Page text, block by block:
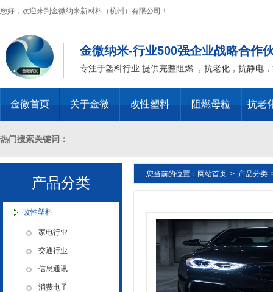
您好，欢迎来到金微纳米新材料（杭州）有限公司！
金微纳米-行业500强企业战略合作
专注于塑料行业 提供完整阻燃 ，抗老化，抗静电
金微首页 关于金微 改性塑料 阻燃母粒 抗老
热门搜索关键词：
十溴二苯乙烷母粒，三氧化二锑母粒，三氧化二锑替代物 PVC 无卤
燃 ABS阻燃 ，PA 阻燃，PET阻燃 ，PBT阻燃 ，环氧树脂阻燃，玻璃
化，抗静电母粒，阻燃料，抗老化料，环氧树脂抗老化，油漆涂料抗菌
色母粒 氧化诱导剂，
产品分类
改性塑料
家电行业
交通行业
信息通讯
消费电子
您当前的位置： 网站首页 > 产品分类